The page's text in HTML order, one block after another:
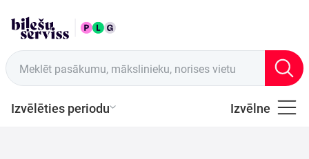
Meklēt pasākumu, mākslinieku, norises vietu
Izvēlēties periodu Izvēlne
LAT Tirdzniecības vietas